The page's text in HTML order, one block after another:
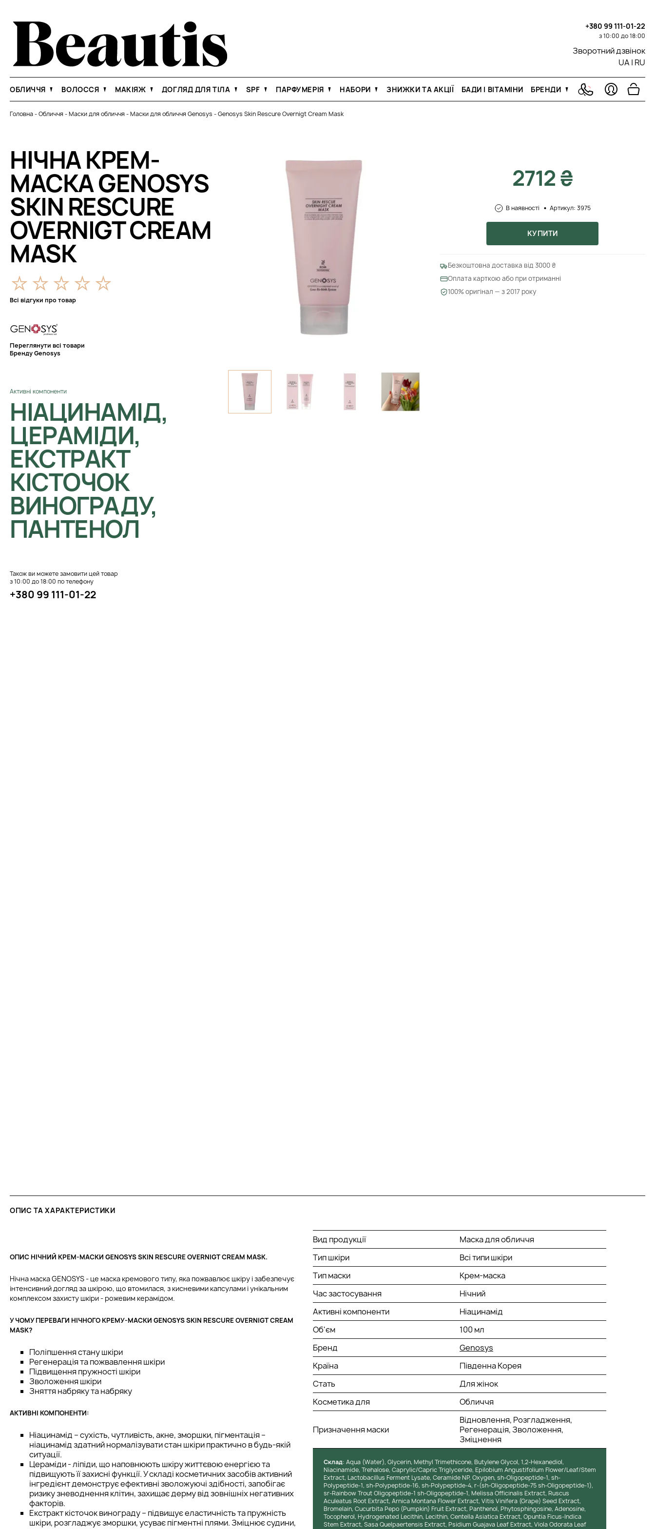
+380 99 111-01-22
з 10:00 до 18:00
Зворотний дзвінок
UA | RU
ОБЛИЧЧЯ ВОЛОССЯ МАКІЯЖ ДОГЛЯД ДЛЯ ТІЛА SPF ПАРФУМЕРІЯ НАБОРИ ЗНИЖКИ ТА АКЦІЇ БАДИ І ВІТАМІНИ БРЕНДИ
Головна-Обличчя -Маски для обличчя -Маски для обличчя Genosys -Genosys Skin Rescure Overnigt Cream Mask
НІЧНА КРЕМ-
МАСКА GENOSYS
SKIN RESCURE
OVERNIGT CREAM
MASK
Всі відгуки про товар
Переглянути всі товари
Бренду Genosys
Активні компоненти
НІАЦИНАМІД,
ЦЕРАМІДИ,
ЕКСТРАКТ
КІСТОЧОК
ВИНОГРАДУ,
ПАНТЕНОЛ
Також ви можете замовити цей товар
з 10:00 до 18:00 по телефону
+380 99 111-01-22
2712 ₴
В наявності Артикул: 3975
КУПИТИ
Безкоштовна доставка від 3000 ₴
Оплата карткою або при отриманні
100% оригінал — з 2017 року
ОПИС ТА ХАРАКТЕРИСТИКИ
ОПИС НІЧНИЙ КРЕМ-МАСКИ GENOSYS SKIN RESCURE OVERNIGT CREAM MASK.
Нічна маска GENOSYS - це маска кремового типу, яка пожвавлює шкіру і забезпечує
інтенсивний догляд за шкірою, що втомилася, з кисневими капсулами і унікальним
комплексом захисту шкіри - рожевим керамідом.
У ЧОМУ ПЕРЕВАГИ НІЧНОГО КРЕМУ-МАСКИ GENOSYS SKIN RESCURE OVERNIGT CREAM
MASK?
Поліпшення стану шкіри
Регенерація та пожвавлення шкіри
Підвищення пружності шкіри
Зволоження шкіри
Зняття набряку та набряку
АКТИВНІ КОМПОНЕНТИ:
Ніацинамід – сухість, чутливість, акне, зморшки, пігментація –
ніацинамід здатний нормалізувати стан шкіри практично в будь-якій
ситуації.
Цераміди - ліпіди, що наповнюють шкіру життєвою енергією та
підвищують її захисні функції. У складі косметичних засобів активний
інгредієнт демонструє ефективні зволожуючі здібності, запобігає
ризику зневоднення клітин, захищає дерму від зовнішніх негативних
факторів.
Екстракт кісточок винограду – підвищує еластичність та пружність
шкіри, розгладжує зморшки, усуває пігментні плями. Зміцнює судини,
Вид продукції
Маска для обличчя
Тип шкіри
Всі типи шкіри
Тип маски
Крем-маска
Час застосування
Нічний
Активні компоненти
Ніацинамід
Об'єм
100 мл
Бренд
Genosys
Країна
Південна Корея
Стать
Для жінок
Косметика для
Обличчя
Призначення маски
Відновлення, Розгладження,
Регенерація, Зволоження,
Зміцнення
Cклад: Aqua (Water), Glycerin, Methyl Trimethicone, Butylene Glycol, 1,2-Hexanediol,
Niacinamide, Trehalose, Caprylic/Capric Triglyceride, Epilobium Angustifolium Flower/Leaf/Stem
Extract, Lactobacillus Ferment Lysate, Ceramide NP, Oxygen, sh-Oligopeptide-1, sh-
Polypeptide-1, sh-Polypeptide-16, sh-Polypeptide-4, r-(sh-Oligopeptide-75 sh-Oligopeptide-1),
sr-Rainbow Trout Oligopeptide-1 sh-Oligopeptide-1, Melissa Officinalis Extract, Ruscus
Aculeatus Root Extract, Arnica Montana Flower Extract, Vitis Vinifera (Grape) Seed Extract,
Bromelain, Cucurbita Pepo (Pumpkin) Fruit Extract, Panthenol, Phytosphingosine, Adenosine,
Tocopherol, Hydrogenated Lecithin, Lecithin, Centella Asiatica Extract, Opuntia Ficus-Indica
Stem Extract, Sasa Quelpaertensis Extract, Psidium Guajava Leaf Extract, Viola Odorata Leaf